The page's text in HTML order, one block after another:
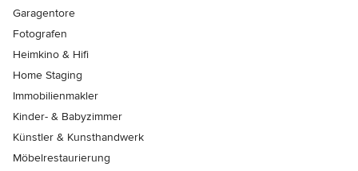
Garagentore
Fotografen
Heimkino & Hifi
Home Staging
Immobilienmakler
Kinder- & Babyzimmer
Künstler & Kunsthandwerk
Möbelrestaurierung